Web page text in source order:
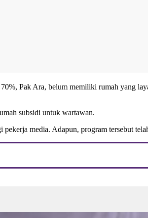
Pak Ara, belum memiliki rumah yang
subsidi untuk wartawan.
media. Adapun, program tersebut